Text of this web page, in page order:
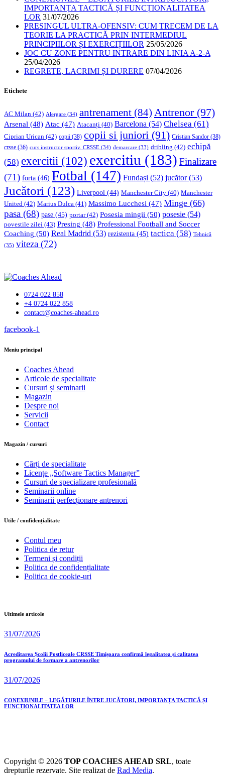
IMPORTANȚA TACTICĂ ȘI FUNCȚIONALITATEA
LOR 31/07/2026
PRESINGUL ULTRA-OFENSIV: CUM TRECEM DE LA
TEORIE LA PRACTICĂ PRIN INTERMEDIUL
PRINCIPIILOR ȘI EXERCIȚIILOR 25/05/2026
JOC CU ZONE PENTRU INTRARE DIN LINIA A-2-A
25/04/2026
REGRETE, LACRIMI ȘI DURERE 07/04/2026
Etichete
AC Milan (42) Alergare (34) antrenament (84) Antrenor(97)
Arsenal (48) Atac (47) Atacanți (40) Barcelona (54) Chelsea (61)
Ciprian Urican (42) copii (38) copii si juniori (91) Cristian Sandor (38)
crsse (36) curs instructor sportiv. CRSSE (34) demarcare (33) dribling (42) echipă
(58) exercitii (102) exercitiu (183) Finalizare
(71) forta (46) Fotbal (147) Fundași (52) jucător(53)
Jucători (123) Liverpool (44) Manchester City (40) Manchester
United (42) Marius Dulca (41) Massimo Lucchesi (47) Minge (66)
pasa (68) pase (45) portar(42) Posesia mingii (50) posesie (54)
povestile zilei (43) Presing (48) Professional Football and Soccer
Coaching (50) Real Madrid (53) rezistenta (45) tactica (58) Tehnică
(35) viteza (72)
0724 022 858
+4 0724 022 858
contact@coaches-ahead.ro
facebook-1
Meniu principal
Coaches Ahead
Articole de specialitate
Cursuri și seminarii
Magazin
Despre noi
Servicii
Contact
Magazin / cursuri
Cărți de specialitate
Licențe „Software Tactics Manager”
Cursuri de specializare profesională
Seminarii online
Seminarii perfecționare antrenori
Utile / confidențialitate
Contul meu
Politica de retur
Termeni și condiții
Politica de confidențialitate
Politica de cookie-uri
Ultimele articole
31/07/2026
Acreditarea Școlii Postliceale CRSSE Timișoara confirmă legalitatea și calitatea
programului de formare a antrenorilor
31/07/2026
CONEXIUNILE – LEGĂTURILE ÎNTRE JUCĂTORI, IMPORTANȚA TACTICĂ ȘI
FUNCȚIONALITATEA LOR
Copyright © 2026 TOP COACHES AHEAD SRL, toate
drepturile rezervate. Site realizat de Rad Media.